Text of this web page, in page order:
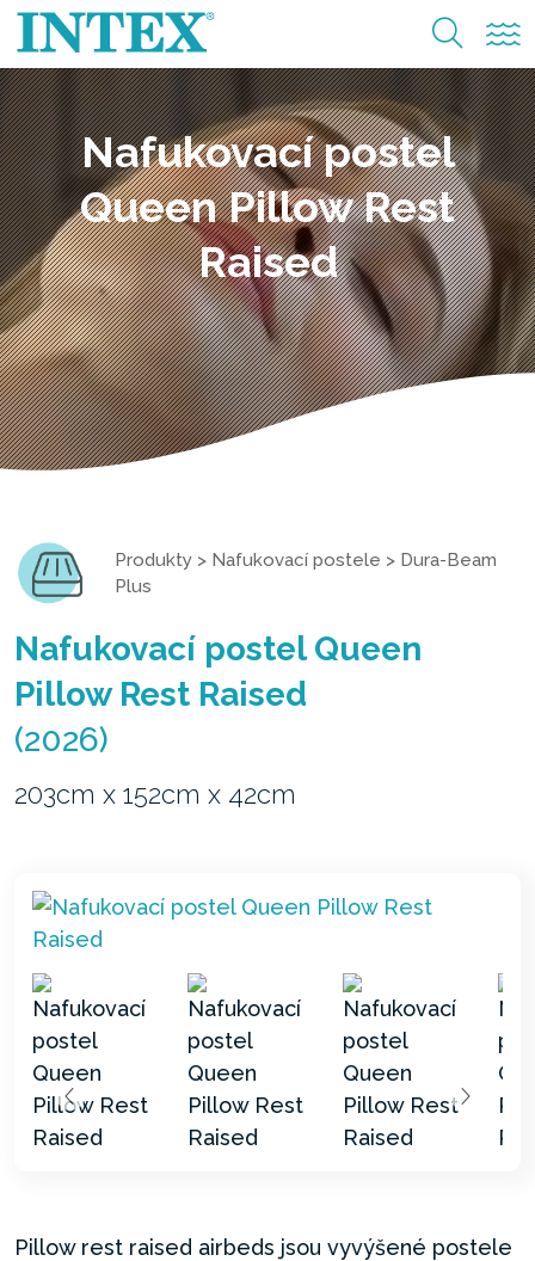
Nafukovací postel
Queen Pillow Rest
Raised
Produkty > Nafukovací postele > Dura-Beam
Plus
Nafukovací postel Queen
Pillow Rest Raised
(2026)
203cm x 152cm x 42cm
Pillow rest raised airbeds jsou vyvýšené postele